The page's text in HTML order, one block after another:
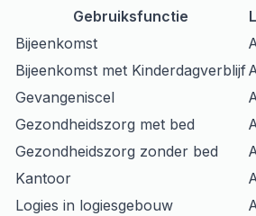
Gebruiksfunctie
Bijeenkomst
Bijeenkomst met Kinderdagverblijf
Gevangeniscel
Gezondheidszorg met bed
Gezondheidszorg zonder bed
Kantoor
Logies in logiesgebouw